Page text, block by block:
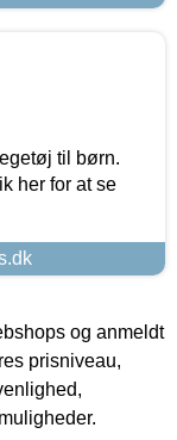
til børn.
her for at se
og anmeldt
prisniveau,